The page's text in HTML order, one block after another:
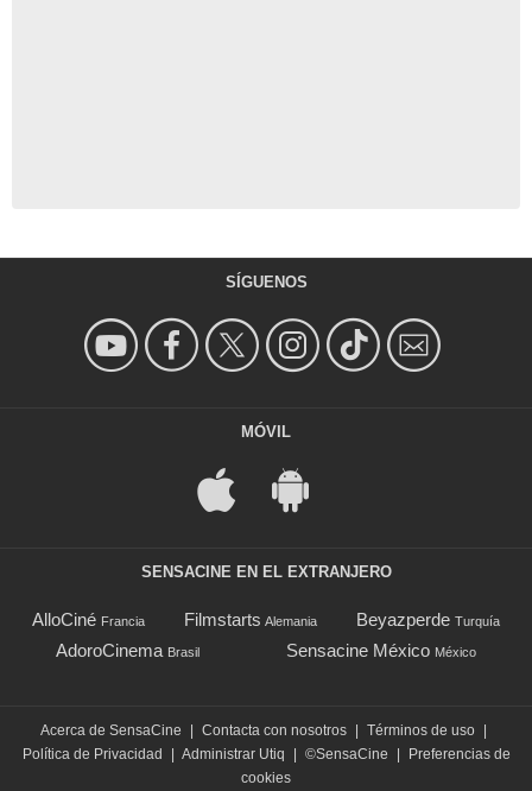
SÍGUENOS
MÓVIL
SENSACINE EN EL EXTRANJERO
AlloCiné Francia Filmstarts Alemania Beyazperde Turquía
AdoroCinema Brasil Sensacine México México
Acerca de SensaCine Contacta con nosotros Términos de uso
Política de Privacidad
Administrar Utiq ©SensaCine
Preferencias de
cookies